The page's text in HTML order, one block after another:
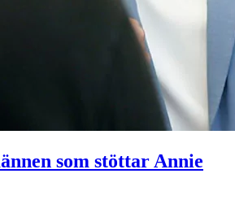
som stöttar Annie